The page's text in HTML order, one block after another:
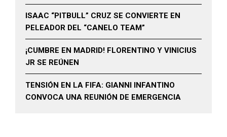
ISAAC “PITBULL” CRUZ SE CONVIERTE EN
PELEADOR DEL “CANELO TEAM”
¡CUMBRE EN MADRID! FLORENTINO Y VINICIUS
JR SE REÚNEN
TENSIÓN EN LA FIFA: GIANNI INFANTINO
CONVOCA UNA REUNIÓN DE EMERGENCIA